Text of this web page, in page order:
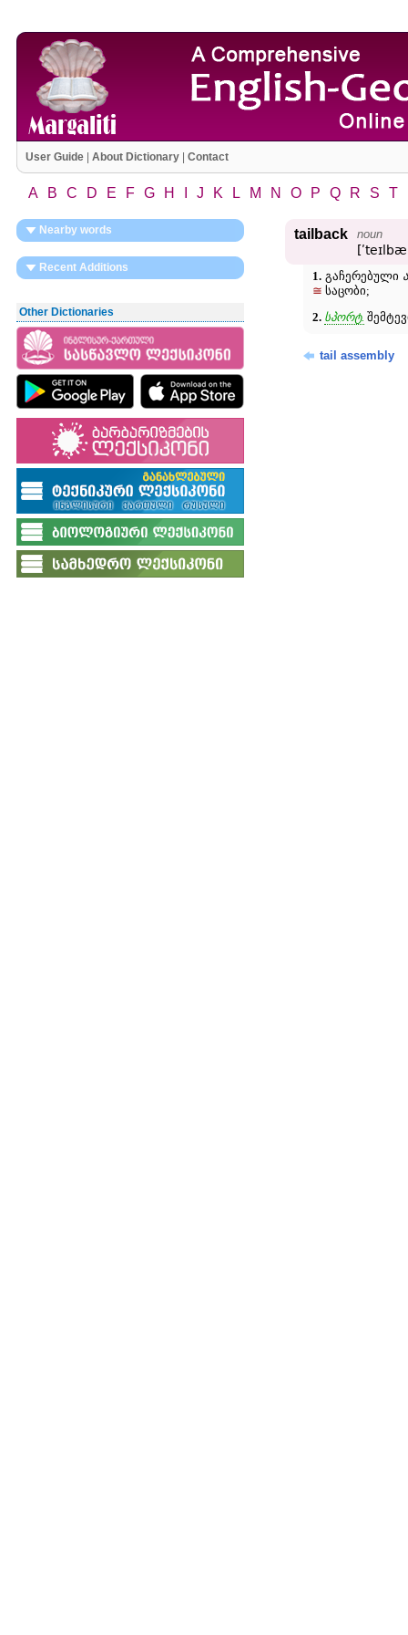
User Guide| About Dictionary| Contact
A B C D E F G H J K L M N O P Q R S T
Nearby words
Recent Additions
Other Dictionaries
tailback noun
1.გაჩერებული
≅ საცობი;
2. სპორტ.
tail assembly